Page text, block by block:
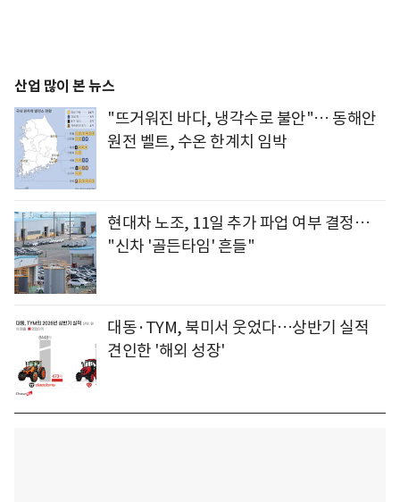
산업 많이 본 뉴스
"뜨거워진 바다, 냉각수로 불안"… 동해안
원전 벨트, 수온 한계치 임박
현대차 노조, 11일 추가 파업 여부 결정…
"신차 '골든타임' 흔들"
대동·TYM, 북미서 웃었다…상반기 실적
견인한 '해외 성장'